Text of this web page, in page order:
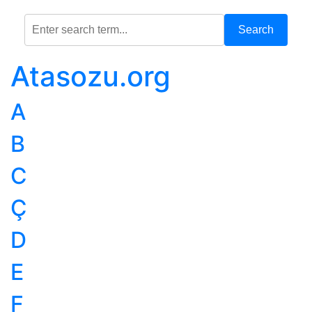
Search
Atasozu.org
A
B
C
Ç
D
E
F